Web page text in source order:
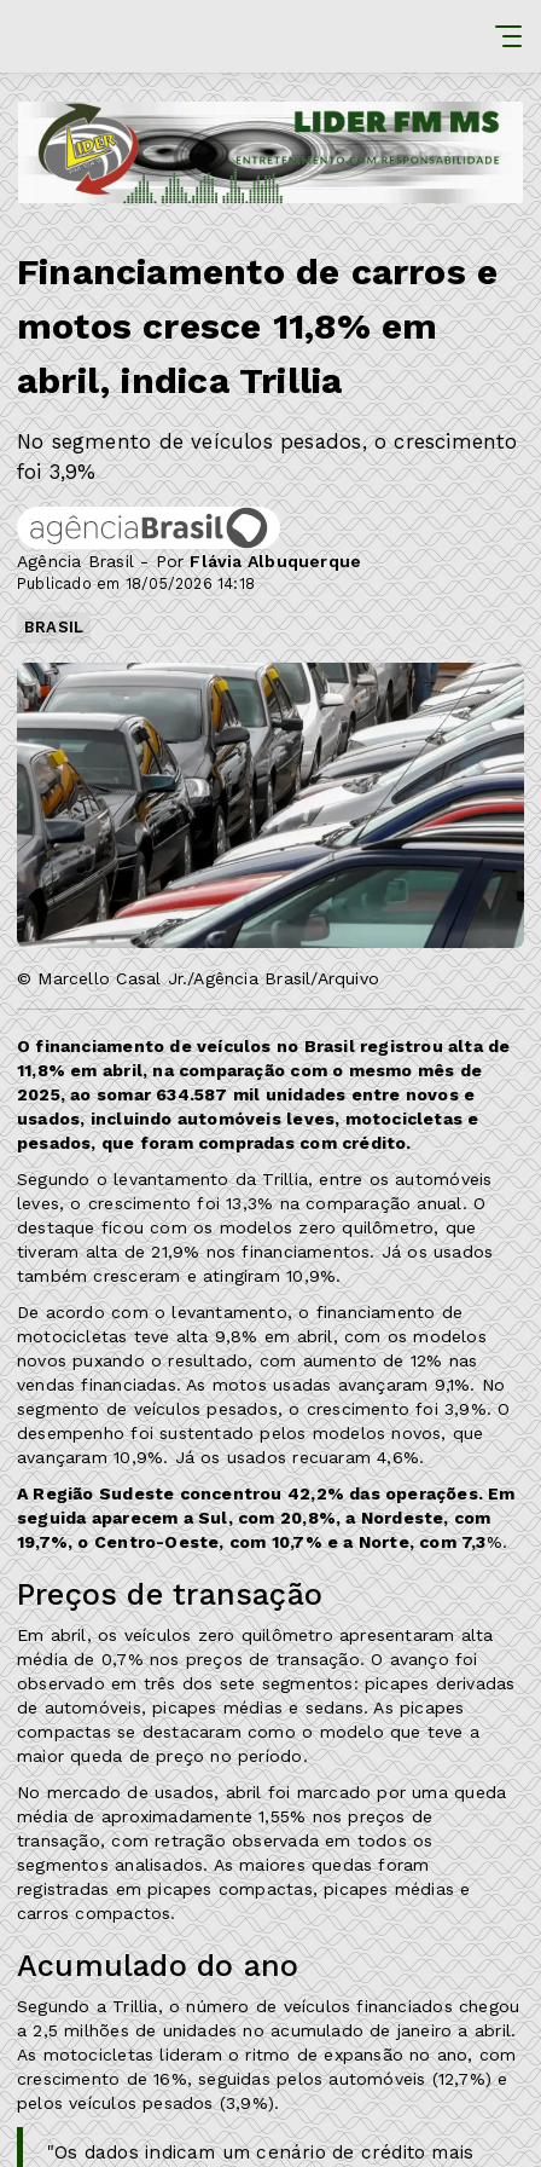
Financiamento de carros e
motos cresce 11,8% em
abril, indica Trillia
No segmento de veículos pesados, o crescimento
foi 3,9%
Agência Brasil - PorFlávia Albuquerque
Publicado em 18/05/2026 14:18
BRASIL
© Marcello Casal Jr./Agência Brasil/Arquivo
O financiamento de veículos no Brasil registrou alta de
11,8% em abril, na comparação com o mesmo mês de
2025, ao somar 634.587 mil unidades entre novos e
usados, incluindo automóveis leves, motocicletas e
pesados, que foram compradas com crédito.
Segundo o levantamento da Trillia, entre os automóveis
leves, o crescimento foi 13,3% na comparação anual. O
destaque ficou com os modelos zero quilômetro, que
tiveram alta de 21,9% nos financiamentos. Já os usados
também cresceram e atingiram 10,9%.
De acordo com o levantamento, o financiamento de
motocicletas teve alta 9,8% em abril, com os modelos
novos puxando o resultado, com aumento de 12% nas
vendas financiadas. As motos usadas avançaram 9,1%. No
segmento de veículos pesados, o crescimento foi 3,9%. O
desempenho foi sustentado pelos modelos novos, que
avançaram 10,9%. Já os usados recuaram 4,6%.
A Região Sudeste concentrou 42,2% das operações. Em
seguida aparecem a Sul, com 20,8%, a Nordeste, com
19,7%, o Centro-Oeste, com 10,7% e a Norte, com 7,3%.
Preços de transação
Em abril, os veículos zero quilômetro apresentaram alta
média de 0,7% nos preços de transação. O avanço foi
observado em três dos sete segmentos: picapes derivadas
de automóveis, picapes médias e sedans. As picapes
compactas se destacaram como o modelo que teve a
maior queda de preço no período.
No mercado de usados, abril foi marcado por uma queda
média de aproximadamente 1,55% nos preços de
transação, com retração observada em todos os
segmentos analisados. As maiores quedas foram
registradas em picapes compactas, picapes médias e
carros compactos.
Acumulado do ano
Segundo a Trillia, o número de veículos financiados chegou
a 2,5 milhões de unidades no acumulado de janeiro a abril.
As motocicletas lideram o ritmo de expansão no ano, com
crescimento de 16%, seguidas pelos automóveis (12,7%) e
pelos veículos pesados (3,9%).
"Os dados indicam um cenário de crédito mais